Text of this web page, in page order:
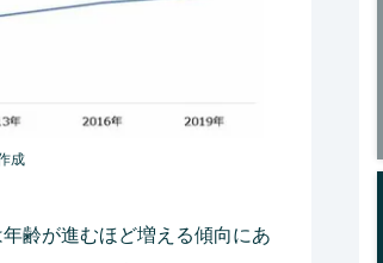
成
齢が進むほど増える傾向にあ